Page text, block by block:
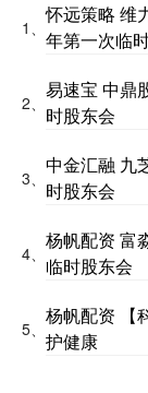
1、
怀远策略 维
年第一次临
2、
易速宝 中鼎
时股东会
3、
中金汇融 九
时股东会
4、
杨帆配资 富
临时股东会
5、
杨帆配资 【
护健康